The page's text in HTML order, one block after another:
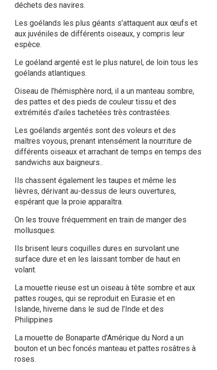
déchets des navires.
Les goélands les plus géants s’attaquent aux œufs et
aux juvéniles de différents oiseaux, y compris leur
espèce.
Le goéland argenté est le plus naturel, de loin tous les
goélands atlantiques.
Oiseau de l’hémisphère nord, il a un manteau sombre,
des pattes et des pieds de couleur tissu et des
extrémités d’ailes tachetées très contrastées.
Les goélands argentés sont des voleurs et des
maîtres voyous, prenant intensément la nourriture de
différents oiseaux et arrachant de temps en temps des
sandwichs aux baigneurs..
Ils chassent également les taupes et même les
lièvres, dérivant au-dessus de leurs ouvertures,
espérant que la proie apparaîtra.
On les trouve fréquemment en train de manger des
mollusques.
Ils brisent leurs coquilles dures en survolant une
surface dure et en les laissant tomber de haut en
volant.
La mouette rieuse est un oiseau à tête sombre et aux
pattes rouges, qui se reproduit en Eurasie et en
Islande, hiverne dans le sud de l’Inde et des
Philippines
La mouette de Bonaparte d’Amérique du Nord a un
bouton et un bec foncés manteau et pattes rosâtres à
roses.